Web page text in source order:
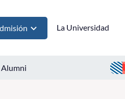
La Universidad
Alumni